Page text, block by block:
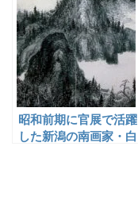
昭和前期に官展で活躍
した新潟の南画家・白